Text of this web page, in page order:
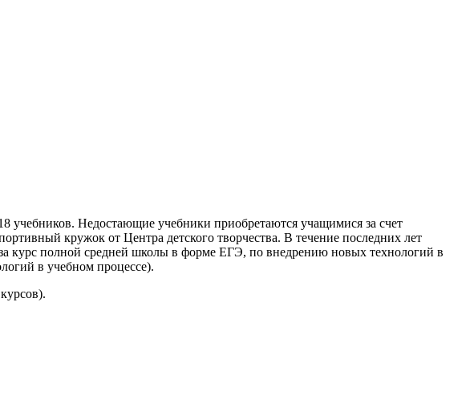
учебников. Недостающие учебники приобретаются учащимися за счет
кружок от Центра детского творчества. В течение последних лет
курс полной средней школы в форме ЕГЭ, по внедрению новых технологий в
в учебном процессе).